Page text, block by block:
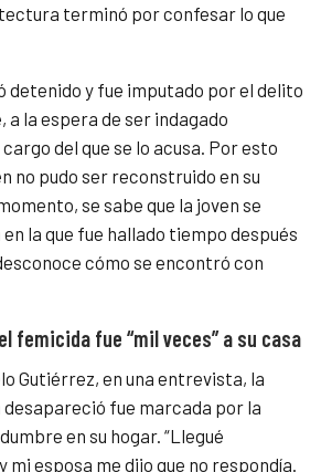
terminó por confesar lo que
detenido y fue imputado por el delito
a la espera de ser indagado
del que se lo acusa. Por esto
no pudo ser reconstruido en su
se sabe que la joven se
la que fue hallado tiempo después
cómo se encontró con
femicida fue “mil veces” a su casa
Gutiérrez, en una entrevista, la
desapareció fue marcada por la
en su hogar. “Llegué
mi esposa me dijo que no respondía.